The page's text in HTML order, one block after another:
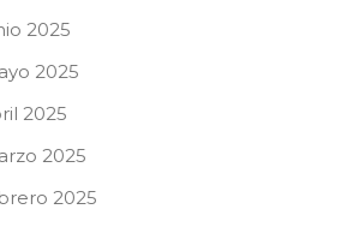
2025
2025
2025
2025
2025